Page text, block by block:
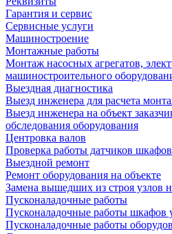
Гарантия и сервис
Сервисные услуги
Машиностроение
Монтажные работы
Монтаж насосных агрегатов,
машиностроительного
Выездная диагностика
Выезд инженера для расчета
Выезд инженера на объект
обследования оборудования
Центровка валов
Проверка работы датчиков
Выездной ремонт
Ремонт оборудования на объекте
Замена вышедших из строя узлов
Пусконаладочные работы
Пусконаладочные работы шкафов
Пусконаладочные работы